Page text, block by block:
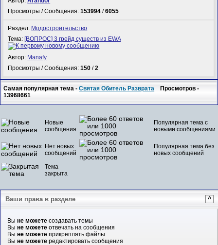
Просмотры / Сообщения:153994 /6055
Раздел: Модостроительство
Тема: [ВОПРОС] 3 грейд существ из EWA
Автор: Manafy
Просмотры / Сообщения:150 /2
Самая популярная тема -Святая Обитель Разврата Просмотров -
13968661
Новые
сообщения
Популярная тема с
новыми сообщениями
Нет новых
сообщений
Популярная тема без
новых сообщений
Тема
закрыта
Ваши права в разделе ^
Вы не можетесоздавать темы
Вы не можетеотвечать на сообщения
Вы не можетеприкреплять файлы
Вы не можетередактировать сообщения